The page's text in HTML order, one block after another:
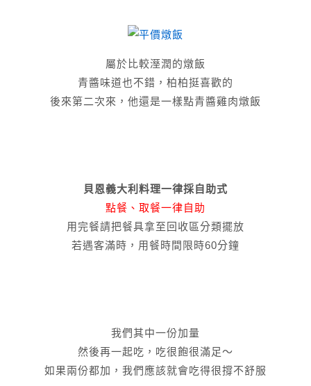
屬於比較溼潤的燉飯
青醬味道也不錯，柏柏挺喜歡的
後來第二次來，他還是一樣點青醬雞肉燉飯
貝恩義大利料理一律採自助式
點餐、取餐一律自助
用完餐請把餐具拿至回收區分類擺放
若遇客滿時，用餐時間限時60分鐘
我們其中一份加量
然後再一起吃，吃很飽很滿足～
如果兩份都加，我們應該就會吃得很撐不舒服